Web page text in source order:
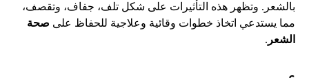
بالشعر. وتظهر هذه التأثيرات على شكل تلف، جفاف، وتقصف،
مما يستدعي اتخاذ خطوات وقائية وعلاجية للحفاظ على صحة
الشعر .